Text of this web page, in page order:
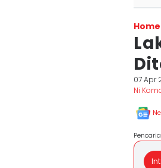
Home
07 Apr
Ni